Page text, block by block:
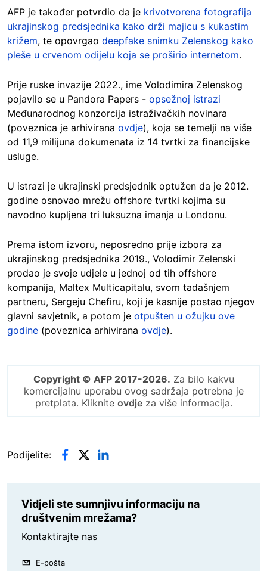
AFP je također potvrdio da je krivotvorena fotografija
ukrajinskog predsjednika kako drži majicu s kukastim
križem, te opovrgao deepfake snimku Zelenskog kako
pleše u crvenom odijelu koja se proširio internetom.
Prije ruske invazije 2022., ime Volodimira Zelenskog
pojavilo se u Pandora Papers - opsežnoj istrazi
Međunarodnog konzorcija istraživačkih novinara
(poveznica je arhivirana ovdje), koja se temelji na više
od 11,9 milijuna dokumenata iz 14 tvrtki za financijske
usluge.
U istrazi je ukrajinski predsjednik optužen da je 2012.
godine osnovao mrežu offshore tvrtki kojima su
navodno kupljena tri luksuzna imanja u Londonu.
Prema istom izvoru, neposredno prije izbora za
ukrajinskog predsjednika 2019., Volodimir Zelenski
prodao je svoje udjele u jednoj od tih offshore
kompanija, Maltex Multicapitalu, svom tadašnjem
partneru, Sergeju Chefiru, koji je kasnije postao njegov
glavni savjetnik, a potom je otpušten u ožujku ove
godine (poveznica arhivirana ovdje).
Copyright © AFP 2017-2026. Za bilo kakvu
komercijalnu uporabu ovog sadržaja potrebna je
pretplata. Kliknite ovdjeza više informacija.
Podijelite:
Vidjeli ste sumnjivu informaciju na
društvenim mrežama?
Kontaktirajte nas
E-pošta